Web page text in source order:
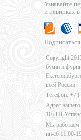
Узнавайте
и новинках
Copyright
бусин и
всей России.
Телефон: +7 (
Адрес нашего
10 (ТЦ
Мы работаем
пн-сб 11:00-